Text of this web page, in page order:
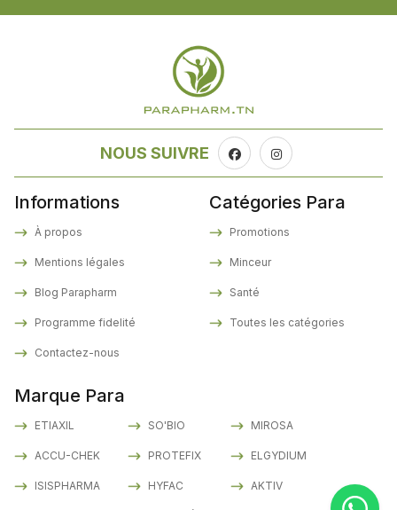
NOUS SUIVRE
Informations
À propos
Mentions légales
Blog Parapharm
Programme fidelité
Contactez-nous
Marque Para
ETIAXIL
ACCU-CHEK
ISISPHARMA
SO'BIO
PROTEFIX
HYFAC
MIROSA
ELGYDIUM
AKTIV
Catégories Para
Promotions
Minceur
Santé
Toutes les catégories